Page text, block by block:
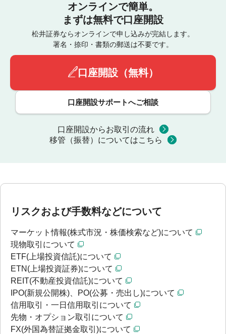
オンラインで簡単。
まずは無料で口座開設
松井証券ならオンラインで申し込みが完結します。
署名・捺印・書類の郵送は不要です。
口座開設（無料）
口座開設サポートへご相談
口座開設からお取引の流れ
移管（振替）についてはこちら
リスクおよび手数料などについて
マーケット情報(株式市況・株価検索など)について
現物取引について
ETF(上場投資信託)について
ETN(上場投資証券)について
REIT(不動産投資信託)について
IPO(新規公開株)、PO(公募・売出し)について
信用取引・一日信用取引について
先物・オプション取引について
FX(外国為替証拠金取引)について